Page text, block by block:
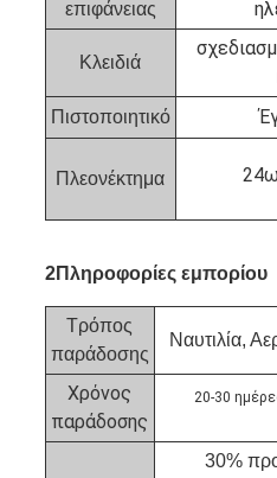
επιφάνειας
Κλειδιά
Πιστοποιητικό
Πλεονέκτημα
2Πληροφορίες εμπορίου
Τρόπος
παράδοσης
Ναυτιλία,
Χρόνος
παράδοσης
20-30
30%